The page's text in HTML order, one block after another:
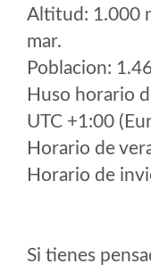
Altitud: 1.000
mar.
Poblacion:
Huso horario
UTC +1:00
Horario de
Horario de
Si tienes